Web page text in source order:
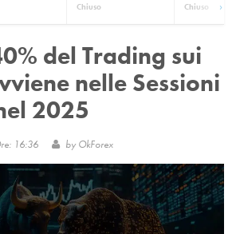
Chiuso Chiuso
del Trading sui
nelle Sessioni
2025
16:36 by OkForex